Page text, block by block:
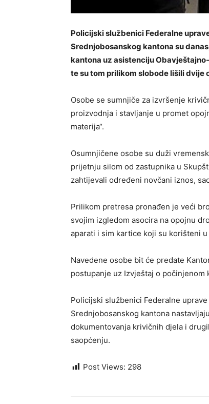
Policijski službenici Federalne
Srednjobosanskog kantona su
kantona uz asistenciju
te su tom prilikom slobode lišili dvije
Osobe se sumnjiče za izvršenje
proizvodnja i stavljanje u promet
materija“.
Osumnjičene osobe su duži
prijetnju silom od zastupnika u
zahtijevali određeni novčani iznos,
Prilikom pretresa pronađen je veći
svojim izgledom asocira na opojnu
aparati i sim kartice koji su korišteni
Navedene osobe bit će predate
postupanje uz Izvještaj o počinjenom
Policijski službenici Federalne
Srednjobosanskog kantona
dokumentovanja krivičnih djela i
saopćenju.
Post Views: 298